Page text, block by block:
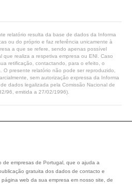
relatório resulta da base de dados da Informa
ou do próprio e faz referência unicamente à
a que se refere, sendo apenas possível
que realiza a respetiva empresa ou ENI. Caso
retificação, contactando, para o efeito, o
O presente relatório não pode ser reproduzido,
sem autorização expressa da Informa
dados legalizada pela Comissão Nacional de
96, emitida a 27/02/1996).
de empresas de Portugal, que o ajuda a
gratuita dos dados de contacto e
web da sua empresa em nosso site, de